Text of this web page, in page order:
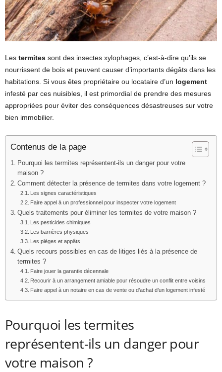
Les termites sont des insectes xylophages, c’est-à-dire qu’ils se
nourrissent de bois et peuvent causer d’importants dégâts dans les
habitations. Si vous êtes propriétaire ou locataire d’un logement
infesté par ces nuisibles, il est primordial de prendre des mesures
appropriées pour éviter des conséquences désastreuses sur votre
bien immobilier.
Contenus de la page
Pourquoi les termites représentent-ils un danger pour votre
maison ?
Comment détecter la présence de termites dans votre logement ?
Les signes caractéristiques
Faire appel à un professionnel pour inspecter votre logement
Quels traitements pour éliminer les termites de votre maison ?
Les pesticides chimiques
Les barrières physiques
Les pièges et appâts
Quels recours possibles en cas de litiges liés à la présence de
termites ?
Faire jouer la garantie décennale
Recourir à un arrangement amiable pour résoudre un conflit entre voisins
Faire appel à un notaire en cas de vente ou d’achat d’un logement infesté
Pourquoi les termites
représentent-ils un danger pour
votre maison ?